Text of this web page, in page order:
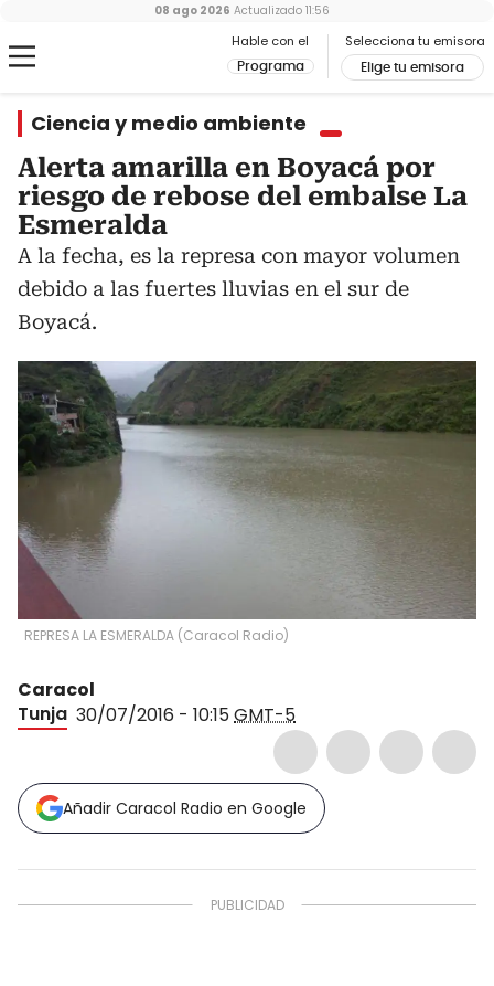
Hable con el
Programa
Selecciona tu emisora
Elige tu emisora
08 ago 2026 Actualizado 11:56
Ciencia y medio ambiente
Alerta amarilla en Boyacá por
riesgo de rebose del embalse La
Esmeralda
A la fecha, es la represa con mayor volumen
debido a las fuertes lluvias en el sur de
Boyacá.
REPRESA LA ESMERALDA (Caracol Radio)
Caracol
Tunja 30/07/2016 - 10:15GMT-5
Añadir Caracol Radio en Google